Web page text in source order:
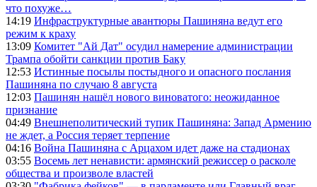
что похуже…
14:19 Инфраструктурные авантюры Пашиняна ведут его
режим к краху
13:09 Комитет "Ай Дат" осудил намерение администрации
Трампа обойти санкции против Баку
12:53 Истинные посылы постыдного и опасного послания
Пашиняна по случаю 8 августа
12:03 Пашинян нашёл нового виноватого: неожиданное
признание
04:49 Внешнеполитический тупик Пашиняна: Запад Армению
не ждет, а Россия теряет терпение
04:16 Война Пашиняна с Арцахом идет даже на стадионах
03:55 Восемь лет ненависти: армянский режиссер о расколе
общества и произволе властей